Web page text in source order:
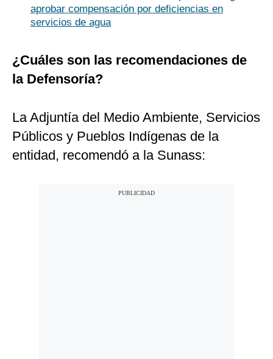
aprobar compensación por deficiencias en
servicios de agua
¿Cuáles son las recomendaciones de
la Defensoría?
La Adjuntía del Medio Ambiente, Servicios
Públicos y Pueblos Indígenas de la
entidad, recomendó a la Sunass: